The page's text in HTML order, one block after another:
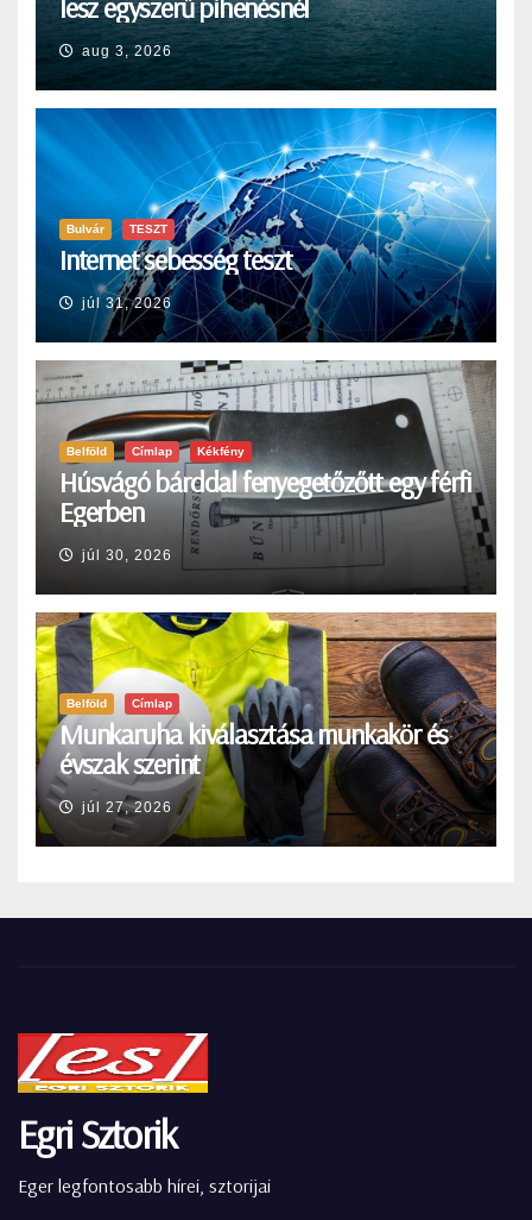
lesz egyszerű pihenésnél
aug 3, 2026
Bulvár TESZT
Internet sebesség teszt
júl 31, 2026
Belföld Címlap Kékfény
Húsvágó bárddal fenyegetőzőtt egy férfi
Egerben
júl 30, 2026
Belföld Címlap
Munkaruha kiválasztása munkakör és
évszak szerint
júl 27, 2026
Egri Sztorik
Eger legfontosabb hírei, sztorijai